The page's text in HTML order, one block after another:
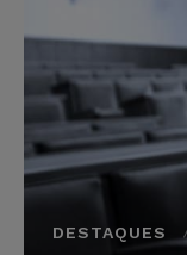
DESTAQUES